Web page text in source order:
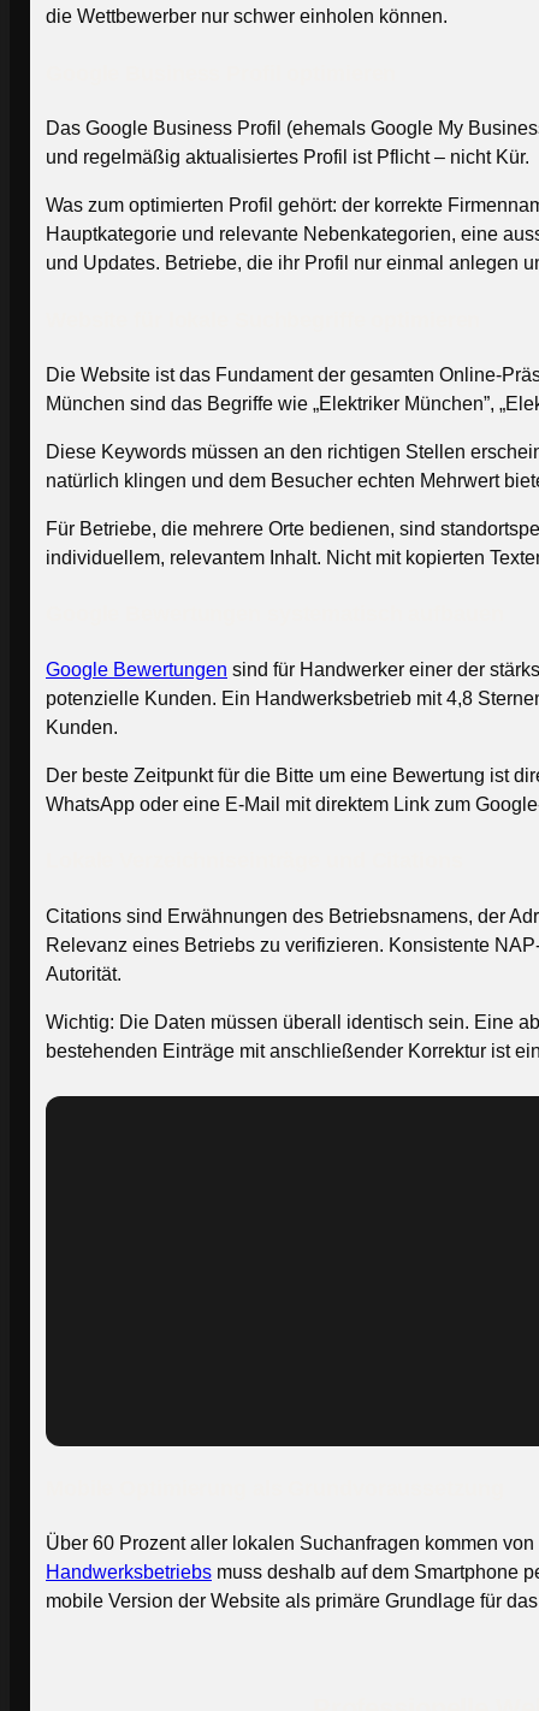
die Wettbewerber nur schwer einholen können.
Das Google Business Profil (ehemals Google My
und regelmäßig aktualisiertes Profil ist Pflicht – nicht Kür.
Was zum optimierten Profil gehört: der korrekte
Hauptkategorie und relevante Nebenkategorien, eine
und Updates. Betriebe, die ihr Profil nur einmal anlegen
Die Website ist das Fundament der gesamten Online-
München sind das Begriffe wie „Elektriker München”,
Diese Keywords müssen an den richtigen Stellen
natürlich klingen und dem Besucher echten Mehrwert
Für Betriebe, die mehrere Orte bedienen, sind
individuellem, relevantem Inhalt. Nicht mit kopierten
Google Bewertungen sind für Handwerker einer der
potenzielle Kunden. Ein Handwerksbetrieb mit 4,8
Kunden.
Der beste Zeitpunkt für die Bitte um eine Bewertung ist
WhatsApp oder eine E-Mail mit direktem Link zum
Citations sind Erwähnungen des Betriebsnamens, der
Relevanz eines Betriebs zu verifizieren. Konsistente
Autorität.
Wichtig: Die Daten müssen überall identisch sein. Eine
bestehenden Einträge mit anschließender Korrektur ist
Über 60 Prozent aller lokalen Suchanfragen kommen
Handwerksbetriebs muss deshalb auf dem Smartphone
mobile Version der Website als primäre Grundlage für